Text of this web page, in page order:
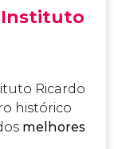
Instituto
Ricardo
histórico
melhores